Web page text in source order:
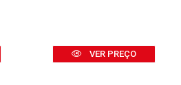
VER PREÇO